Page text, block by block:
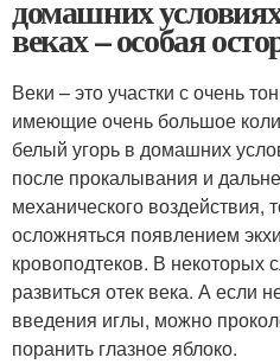
домашних
веках – особая
Веки – это участки с очень
имеющие очень большое
белый угорь в домашних
после прокалывания и
механического воздействия,
осложняться появлением
кровоподтеков. В некоторых
развиться отек века. А если
введения иглы, можно
поранить глазное яблоко.